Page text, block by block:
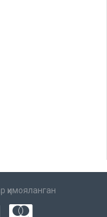
ҳимояланган